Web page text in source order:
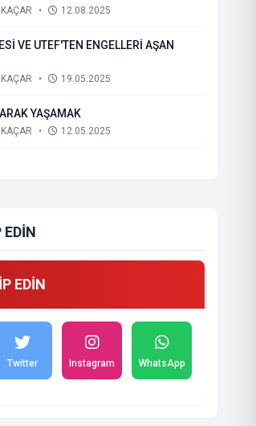
• 12.08.2025
VE UTEF'TEN ENGELLERİ AŞAN
• 19.05.2025
YAŞAMAK
• 12.05.2025
EDİN
Twitter Instagram WhatsApp